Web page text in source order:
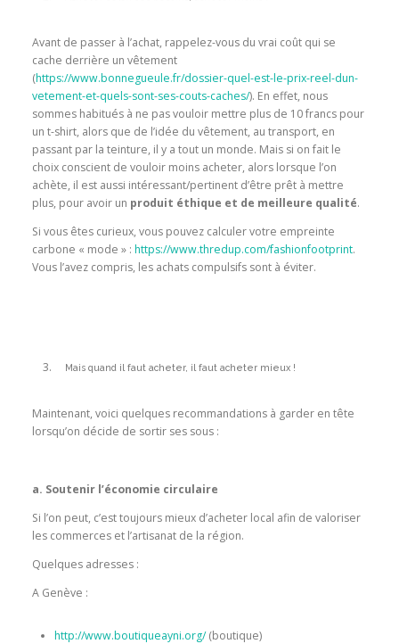
Avant de passer à l’achat, rappelez-vous du vrai coût qui se
cache derrière un vêtement
(https://www.bonnegueule.fr/dossier-quel-est-le-prix-reel-dun-
vetement-et-quels-sont-ses-couts-caches/). En effet, nous
sommes habitués à ne pas vouloir mettre plus de 10 francs pour
un t-shirt, alors que de l’idée du vêtement, au transport, en
passant par la teinture, il y a tout un monde. Mais si on fait le
choix conscient de vouloir moins acheter, alors lorsque l’on
achète, il est aussi intéressant/pertinent d’être prêt à mettre
plus, pour avoir un produit éthique et de meilleure qualité.
Si vous êtes curieux, vous pouvez calculer votre empreinte
carbone « mode » : https://www.thredup.com/fashionfootprint.
Vous l’avez compris, les achats compulsifs sont à éviter.
Mais quand il faut acheter, il faut acheter mieux !
Maintenant, voici quelques recommandations à garder en tête
lorsqu’on décide de sortir ses sous :
a. Soutenir l’économie circulaire
Si l’on peut, c’est toujours mieux d’acheter local afin de valoriser
les commerces et l’artisanat de la région.
Quelques adresses :
A Genève :
http://www.boutiqueayni.org/(boutique)